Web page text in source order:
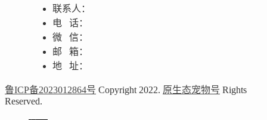
联系人：
电 话：
微 信：
邮 箱：
地 址：
鲁ICP备2023012864号 Copyright 2022. 原生态宠物号 Rights
Reserved.